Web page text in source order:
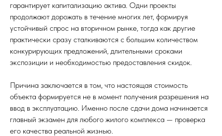
гарантирует капитализацию актива. Одни проекты
продолжают дорожать в течение многих лет, формируя
устойчивый спрос на вторичном рынке, тогда как другие
практически сразу сталкиваются с большим количеством
конкурирующих предложений, длительными сроками
экспозиции и необходимостью предоставления скидок.
Причина заключается в том, что настоящая стоимость
объекта формируется не в момент получения разрешения на
ввод в эксплуатацию. Именно после сдачи дома начинается
главный экзамен для любого жилого комплекса — проверка
его качества реальной жизнью.